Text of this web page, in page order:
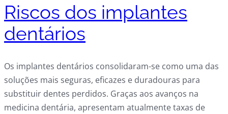
Riscos dos implantes
dentários
Os implantes dentários consolidaram-se como uma das
soluções mais seguras, eficazes e duradouras para
substituir dentes perdidos. Graças aos avanços na
medicina dentária, apresentam atualmente taxas de